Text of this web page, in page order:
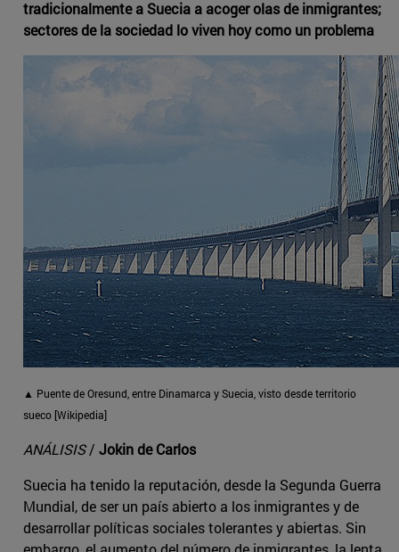
tradicionalmente a Suecia a acoger olas de inmigrantes;
sectores de la sociedad lo viven hoy como un problema
▲ Puente de Oresund, entre Dinamarca y Suecia, visto desde territorio
sueco [Wikipedia]
ANÁLISIS/ Jokin de Carlos
Suecia ha tenido la reputación, desde la Segunda Guerra
Mundial, de ser un país abierto a los inmigrantes y de
desarrollar políticas sociales tolerantes y abiertas. Sin